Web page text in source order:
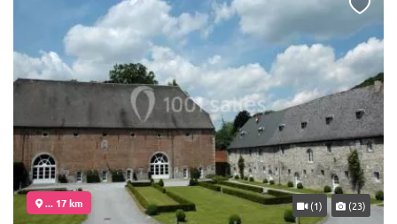
... 17 km (1) (23)